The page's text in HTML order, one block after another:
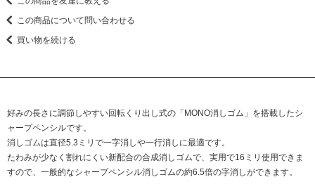
この商品について問い合わせる
買い物を続ける
好みの長さに調節しやすい回転くり出し式の「MONO消しゴム」を搭載したシ
ャープペンシルです。
消しゴムは直径5.3ミリで一字消しや一行消しに最適です。
たわみが少なく割れにくい新配合の合成消しゴムで、実用で16ミリ使用できま
すので、一般的なシャープペンシル消しゴムの約6.5倍の字消しができます。